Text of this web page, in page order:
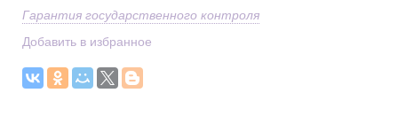
Гарантия государственного контроля
Добавить в избранное